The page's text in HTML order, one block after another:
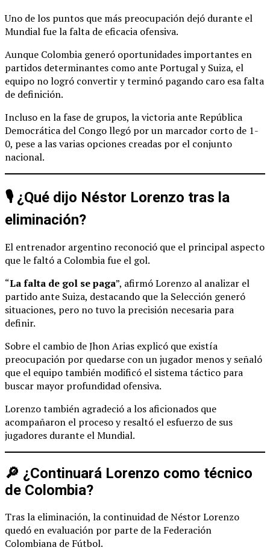
Uno de los puntos que más preocupación dejó durante el
Mundial fue la falta de eficacia ofensiva.
Aunque Colombia generó oportunidades importantes en
partidos determinantes como ante Portugal y Suiza, el
equipo no logró convertir y terminó pagando caro esa falta
de definición.
Incluso en la fase de grupos, la victoria ante República
Democrática del Congo llegó por un marcador corto de 1-
0, pese a las varias opciones creadas por el conjunto
nacional.
🎙️ ¿Qué dijo Néstor Lorenzo tras la
eliminación?
El entrenador argentino reconoció que el principal aspecto
que le faltó a Colombia fue el gol.
“La falta de gol se paga”, afirmó Lorenzo al analizar el
partido ante Suiza, destacando que la Selección generó
situaciones, pero no tuvo la precisión necesaria para
definir.
Sobre el cambio de Jhon Arias explicó que existía
preocupación por quedarse con un jugador menos y señaló
que el equipo también modificó el sistema táctico para
buscar mayor profundidad ofensiva.
Lorenzo también agradeció a los aficionados que
acompañaron el proceso y resaltó el esfuerzo de sus
jugadores durante el Mundial.
🔎 ¿Continuará Lorenzo como técnico
de Colombia?
Tras la eliminación, la continuidad de Néstor Lorenzo
quedó en evaluación por parte de la Federación
Colombiana de Fútbol.